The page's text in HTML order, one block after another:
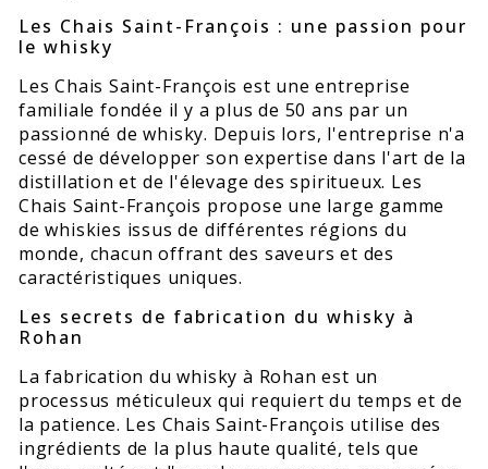
Les Chais Saint-François : une passion pour
le whisky
Les Chais Saint-François est une entreprise
familiale fondée il y a plus de 50 ans par un
passionné de whisky. Depuis lors, l'entreprise n'a
cessé de développer son expertise dans l'art de la
distillation et de l'élevage des spiritueux. Les
Chais Saint-François propose une large gamme
de whiskies issus de différentes régions du
monde, chacun offrant des saveurs et des
caractéristiques uniques.
Les secrets de fabrication du whisky à
Rohan
La fabrication du whisky à Rohan est un
processus méticuleux qui requiert du temps et de
la patience. Les Chais Saint-François utilise des
ingrédients de la plus haute qualité, tels que